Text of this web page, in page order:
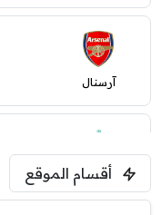
آرسنال
ليفربول
أقسام الموقع